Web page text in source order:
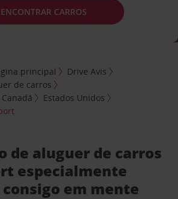
ENCONTRAR CARROS
principal
Drive Avis
de carros
Estados Unidos
de aluguer de carros
especialmente
em mente